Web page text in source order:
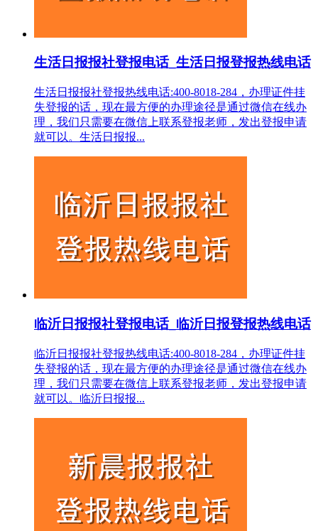
生活日报报社登报电话_生活日报登报热线电话
生活日报报社登报热线电话:400-8018-284，办理证件挂
失登报的话，现在最方便的办理途径是通过微信在线办
理，我们只需要在微信上联系登报老师，发出登报申请
就可以。生活日报报...
临沂日报报社登报电话_临沂日报登报热线电话
临沂日报报社登报热线电话:400-8018-284，办理证件挂
失登报的话，现在最方便的办理途径是通过微信在线办
理，我们只需要在微信上联系登报老师，发出登报申请
就可以。临沂日报报...